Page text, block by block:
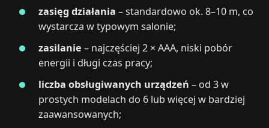
zasięg działania – standardowo ok. 8–10 m, co
wystarcza w typowym salonie;
zasilanie – najczęściej 2 × AAA, niski pobór
energii i długi czas pracy;
liczba obsługiwanych urządzeń – od 3 w
prostych modelach do 6 lub więcej w bardziej
zaawansowanych;